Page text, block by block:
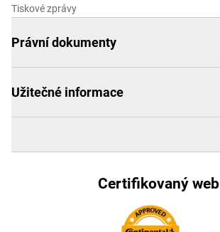
Tiskové zprávy
Právní dokumenty
Užitečné informace
Certifikovaný web